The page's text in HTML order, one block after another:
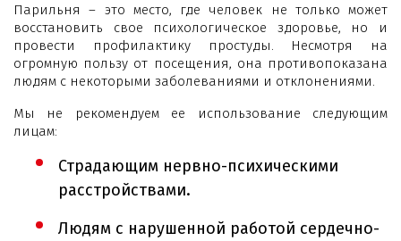
Парильня – это место, где человек не только может
восстановить свое психологическое здоровье, но и
провести профилактику простуды. Несмотря на
огромную пользу от посещения, она противопоказана
людям с некоторыми заболеваниями и отклонениями.
Мы не рекомендуем ее использование следующим
лицам:
Страдающим нервно-психическими
расстройствами.
Людям с нарушенной работой сердечно-